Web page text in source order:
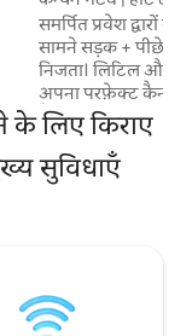
समर्पित प्रवेश द्वारों
सामने सड़क + पीछे
निजता। लिटिल और
अपना परफ़ेक्ट कैन्यन
वैली के मनमोहक
डुबकी लगाएँ, ठंडे पानी
योग का आनंद लें।
या एडवेंचर के लिए
के लिए किराए
सुविधाएँ